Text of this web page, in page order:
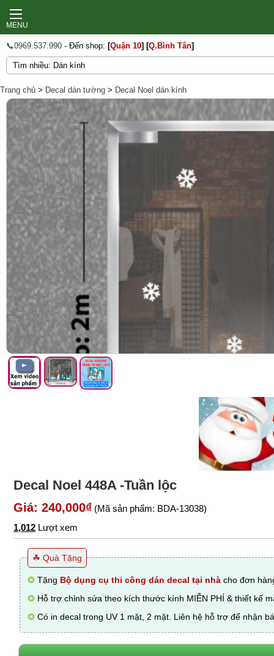
MENU
📞0969.537.990 - Đến shop: [Quận 10] [Q.Bình Tân]
Trang chủ > Decal dán tường > Decal Noel dán kính
Decal Noel 448A -Tuần lộc
Giá: 240,000₫ (Mã sản phẩm: BDA-13038)
1,012 Lượt xem
☘ Quà Tặng
❂ Tặng Bộ dụng cụ thi công dán decal tại nhà cho đơn
❂ Hỗ trợ chỉnh sửa theo kích thước kính MIỄN PHÍ & thiết kế
❂ Có in decal trong UV 1 mặt, 2 mặt. Liên hệ hỗ trợ để nhận